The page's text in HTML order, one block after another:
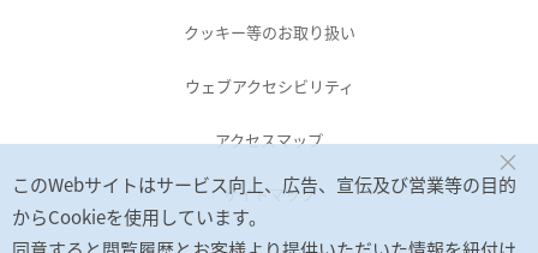
クッキー等のお取り扱い
ウェブアクセシビリティ
アクセスマップ
サイトマップ
このWebサイトはサービス向上、広告、宣伝及び営業等の目的
からCookieを使用しています。
×